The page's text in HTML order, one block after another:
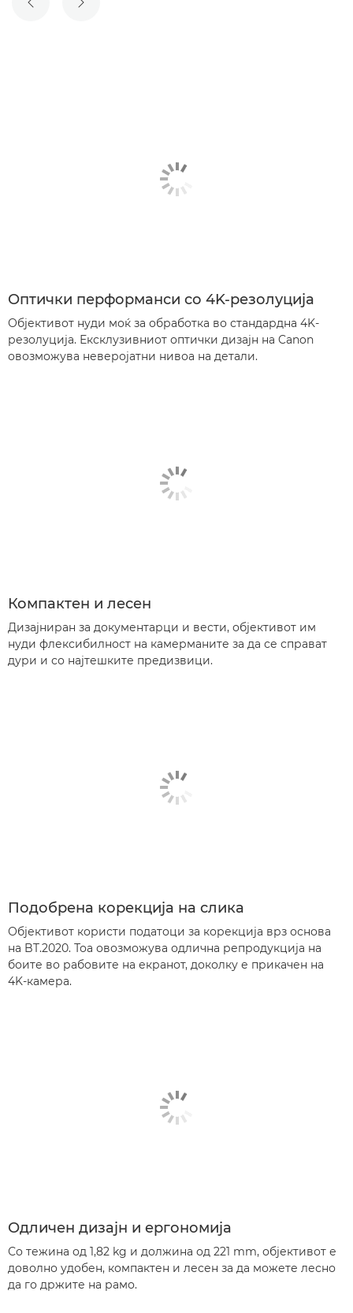
ПРЕТХОДЕН СЛАЈД
СЛЕДЕН СЛАЈД
Оптички перформанси со 4K-резолуција
Објективот нуди моќ за обработка во стандардна 4K-
резолуција. Ексклузивниот оптички дизајн на Canon
овозможува неверојатни нивоа на детали.
Компактен и лесен
Дизајниран за документарци и вести, објективот им
нуди флексибилност на камерманите за да се справат
дури и со најтешките предизвици.
Подобрена корекција на слика
Објективот користи податоци за корекција врз основа
на BT.2020. Тоа овозможува одлична репродукција на
боите во рабовите на екранот, доколку е прикачен на
4K-камера.
Одличен дизајн и ергономија
Со тежина од 1,82 kg и должина од 221 mm, објективот е
доволно удобен, компактен и лесен за да можете лесно
да го држите на рамо.